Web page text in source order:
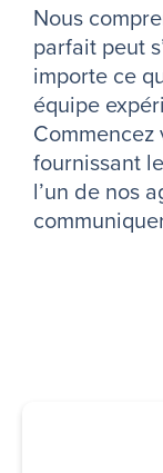
Nous
parfait peut
importe ce
équipe
fournissant
l’un de nos